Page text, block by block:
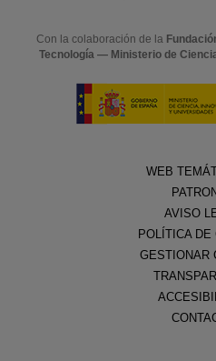
Con la colaboración de la
Tecnología — Ministerio de
WEB
AVISO
POLÍTICA DE
GESTIONAR